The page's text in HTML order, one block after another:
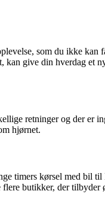
som du ikke kan
give din hverdag et
retninger og der er
hjørnet.
timers kørsel med bil
butikker, der